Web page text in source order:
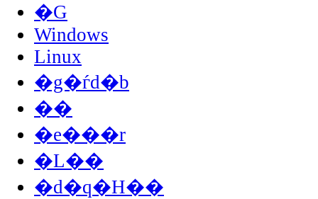
�G
Windows
Linux
�g�ѓd�b
��
�e���r
�L��
�d�q�H��